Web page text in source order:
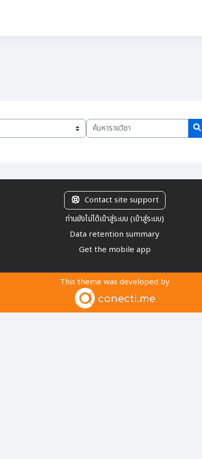
ค้นหารายวิชา ค้
Contact site support
ท่านยังไม่ได้เข้าสู่ระบบ (เข้าสู่ระบบ)
Data retention summary
Get the mobile app
This theme was developed by